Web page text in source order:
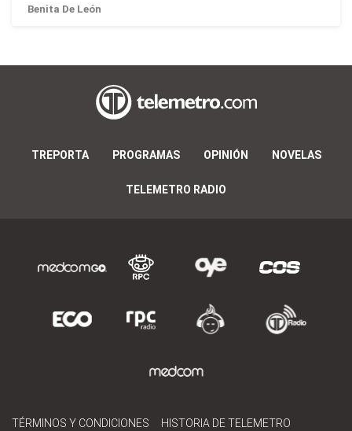
Benita De León
TREPORTA PROGRAMAS OPINIÓN NOVELAS
TELEMETRO RADIO
TÉRMINOS Y CONDICIONES
HISTORIA DE TELEMETRO